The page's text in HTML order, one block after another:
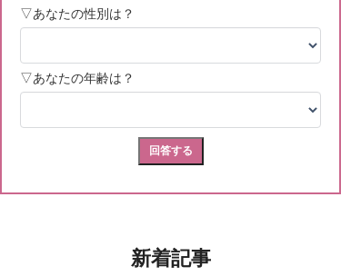
新着記事